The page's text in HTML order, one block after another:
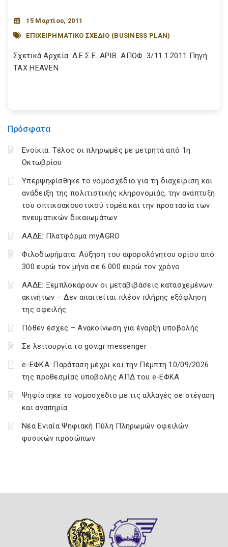
Πρόσφατα
Ενοίκια: Τέλος οι πληρωμές με μετρητά από 1η
Οκτωβρίου
Υπερψηφίσθηκε το νομοσχέδιο για τη διαχείριση και
ανάδειξη της πολιτιστικής κληρονομιάς, την ανάπτυξη
του οπτικοακουστικού τομέα και την προστασία των
πνευματικών δικαιωμάτων
ΑΑΔΕ: Πλατφόρμα myAGRO
Φιλοδωρήματα: Αύξηση του αφορολόγητου ορίου από
300 ευρώ τον μήνα σε 6.000 ευρώ τον χρόνο
ΑΑΔΕ: Ξεμπλοκάρουν οι μεταβιβάσεις κατασχεμένων
ακινήτων – Δεν απαιτείται πλέον πλήρης εξόφληση
της οφειλής
Πόθεν έσχες – Ανακοίνωση για έναρξη υποβολής
Σε λειτουργία το gov.gr messenger
e-ΕΦΚΑ: Παράταση μέχρι και την Πέμπτη 10/09/2026
της προθεσμίας υποβολής ΑΠΔ του e-ΕΦΚΑ
Ψηφίστηκε το νομοσχέδιο με τις αλλαγές σε στέγαση
και αναπηρία
Νέα Ενιαία Ψηφιακή Πύλη Πληρωμών οφειλών
φυσικών προσώπων
15 Μαρτίου, 2011
ΕΠΙΧΕΙΡΗΜΑΤΙΚΟ ΣΧΕΔΙΟ (BUSINESS PLAN)
Σχετικά Αρχεία: Δ.Ε.Σ.Ε. ΑΡΙΘ. ΑΠΟΦ. 3/11.1.2011 Πηγή:
TAX HEAVEN